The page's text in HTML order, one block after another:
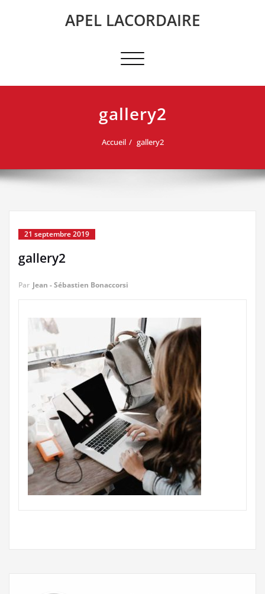
APEL LACORDAIRE
Afficher/masquer
navigation
gallery2
Accueil gallery2
21 septembre 2019
gallery2
Par Jean - Sébastien Bonaccorsi